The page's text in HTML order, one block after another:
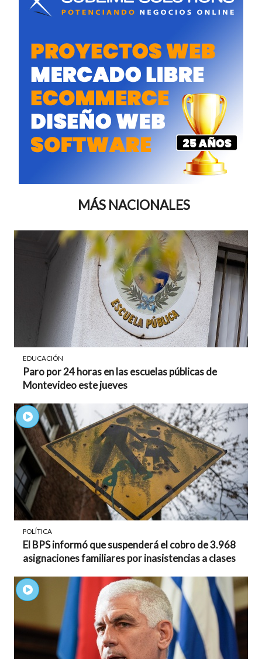
MÁS NACIONALES
EDUCACIÓN
Paro por 24 horas en las escuelas públicas de
Montevideo este jueves
POLÍTICA
El BPS informó que suspenderá el cobro de 3.968
asignaciones familiares por inasistencias a clases